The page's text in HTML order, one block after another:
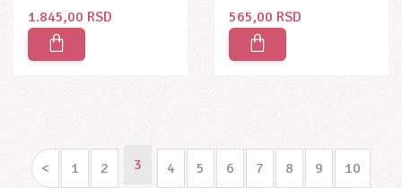
1.845,00 RSD 565,00 RSD
< 1 2 3 4 5 6 7 8 9 10